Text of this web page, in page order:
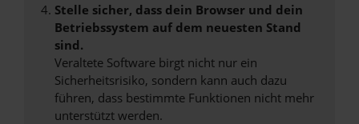
Stelle sicher, dass dein Browser und dein
Betriebssystem auf dem neuesten Stand
sind.
Veraltete Software birgt nicht nur ein
Sicherheitsrisiko, sondern kann auch dazu
führen, dass bestimmte Funktionen nicht mehr
unterstützt werden.